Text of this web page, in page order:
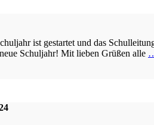
ist gestartet und das
Schuljahr! Mit lieben Grüßen alle